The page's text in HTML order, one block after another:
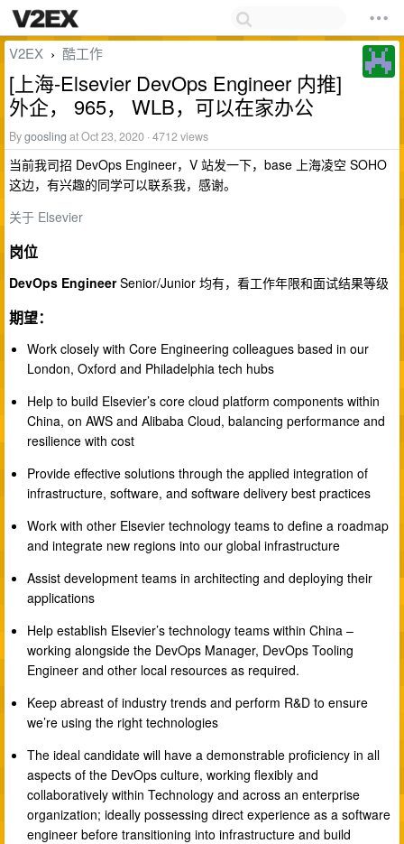
V2EX › 酷工作
[上海-Elsevier DevOps Engineer 内推]
外企， 965， WLB，可以在家办公
Bygoosling at Oct 23, 2020 · 4712 views
当前我司招 DevOps Engineer，V 站发一下，base 上海凌空 SOHO
这边，有兴趣的同学可以联系我，感谢。
关于 Elsevier
岗位
DevOps EngineerSenior/Junior 均有，看工作年限和面试结果等级
期望：
Work closely with Core Engineering colleagues based in our
London, Oxford and Philadelphia tech hubs
Help to build Elsevier’s core cloud platform components within
China, on AWS and Alibaba Cloud, balancing performance and
resilience with cost
Provide effective solutions through the applied integration of
infrastructure, software, and software delivery best practices
Work with other Elsevier technology teams to define a roadmap
and integrate new regions into our global infrastructure
Assist development teams in architecting and deploying their
applications
Help establish Elsevier’s technology teams within China –
working alongside the DevOps Manager, DevOps Tooling
Engineer and other local resources as required.
Keep abreast of industry trends and perform R&D to ensure
we’re using the right technologies
The ideal candidate will have a demonstrable proficiency in all
aspects of the DevOps culture, working flexibly and
collaboratively within Technology and across an enterprise
organization; ideally possessing direct experience as a software
engineer before transitioning into infrastructure and build